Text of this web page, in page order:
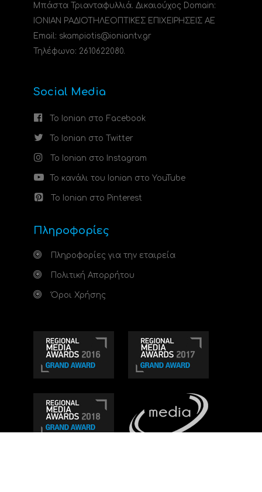
Μπάστα Τριανταφυλλιά. Δικαιούχος Domain:
ΙΟΝΙΑΝ ΡΑΔΙΟΤΗΛΕΟΠΤΙΚΕΣ ΕΠΙΧΕΙΡΗΣΕΙΣ ΑΕ
Email: skampiotis@ioniantv.gr
Τηλέφωνο: 2610622080.
Social Media
Το Ionian στο Facebook
Το Ionian στο Twitter
Το Ionian στο Instagram
Το κανάλι του Ionian στο YouTube
Το Ionian στο Pinterest
Πληροφορίες
Πληροφορίες για την εταιρεία
Πολιτική Απορρήτου
Όροι Χρήσης